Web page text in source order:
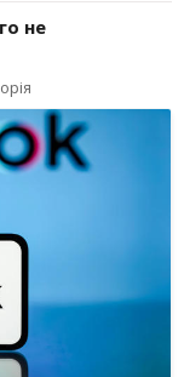
не